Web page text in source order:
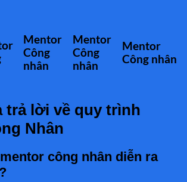
Mentor
Công
nhân
Mentor
Công
nhân
Mentor
Công nhân
trả lời về quy trình
Nhân
công nhân diễn ra